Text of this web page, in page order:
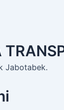
Jabotabek.